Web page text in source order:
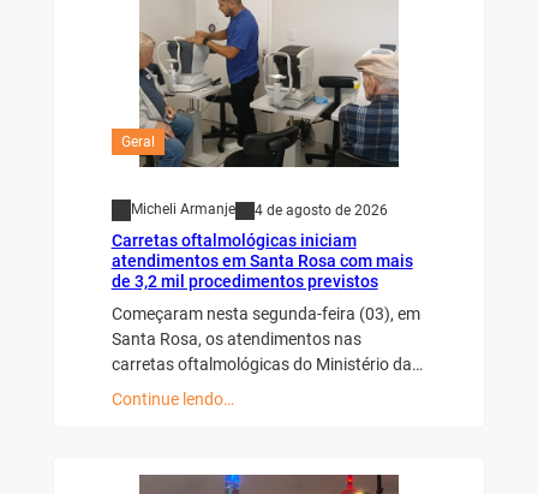
Geral
Micheli Armanje 4 de agosto de 2026
Carretas oftalmológicas iniciam
atendimentos em Santa Rosa com mais
de 3,2 mil procedimentos previstos
Começaram nesta segunda-feira (03), em
Santa Rosa, os atendimentos nas
carretas oftalmológicas do Ministério da…
Continue lendo…